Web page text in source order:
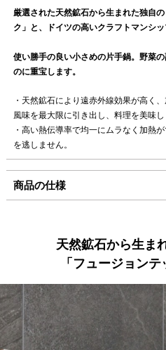
ご迷惑をお掛けいたしますが
お願い申し上げます。
東北・関東・信越・
北陸・中部・関西
840円
九州
海外への発送は行っておりません。
「コンパクト便」の送料はこちら。
「コンパクト便」を選択の場合は、
す。
一括払
キャッシュレス決済
コンビニ決済 セブンイ
ト、ミニ
コーマート
厳選された天然鉱石から生まれた独自
ク」と、ドイツの高いクラフトマンシ
使い勝手の良い小さめの片手鍋。野菜
のに重宝します。
・天然鉱石により遠赤外線効果が高く
風味を最大限に引き出し、料理を美味し
・高い熱伝導率で均一にムラなく加熱
を逃しません。
・優れた密閉性で無水調理に最適です
わえます。
・きめ細かく滑らかな表面でこびりつき
・一般的な鋳物ホーロー鍋に比べ40％
・酸やアルカリの影響を受けにくいミ
す。
【取扱説明書】
あり
商品の仕様
外寸（mm
外寸取っ
高さ本体
全高-ふた
製品重量
満水容量
素材
表面加工
天然鉱石から生ま
「フュージョンテ